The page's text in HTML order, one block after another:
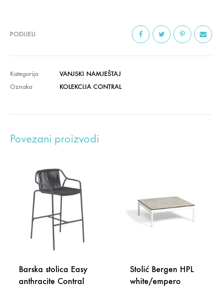
PODIJELI
Kategorija
VANJSKI NAMJEŠTAJ
Oznaka
KOLEKCIJA CONTRAL
Povezani proizvodi
Barska stolica Easy
anthracite Contral
Stolić Bergen HPL
white/empero